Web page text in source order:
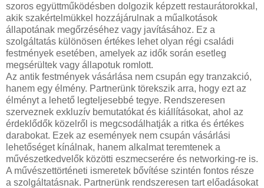
szoros együttműködésben dolgozik képzett restaurátorokkal,
akik szakértelmükkel hozzájárulnak a műalkotások
állapotának megőrzéséhez vagy javításához. Ez a
szolgáltatás különösen értékes lehet olyan régi családi
festmények esetében, amelyek az idők során esetleg
megsérültek vagy állapotuk romlott.
Az antik festmények vásárlása nem csupán egy tranzakció,
hanem egy élmény. Partnerünk törekszik arra, hogy ezt az
élményt a lehető legteljesebbé tegye. Rendszeresen
szerveznek exkluzív bemutatókat és kiállításokat, ahol az
érdeklődők közelről is megcsodálhatják a ritka és értékes
darabokat. Ezek az események nem csupán vásárlási
lehetőséget kínálnak, hanem alkalmat teremtenek a
művészetkedvelők közötti eszmecserére és networking-re is.
A művészettörténeti ismeretek bővítése szintén fontos része
a szolgáltatásnak. Partnerünk rendszeresen tart előadásokat